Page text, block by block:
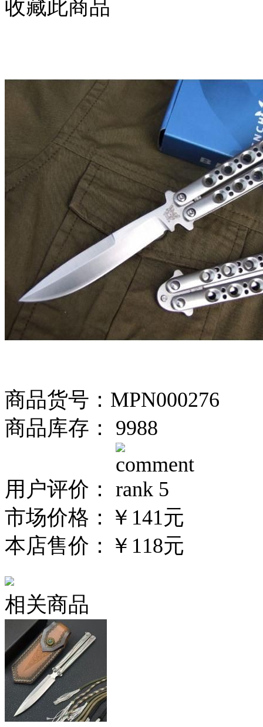
收藏此商品
商品货号：MPN000276
商品库存： 9988
用户评价：
市场价格： ￥141元
本店售价： ￥118元
相关商品